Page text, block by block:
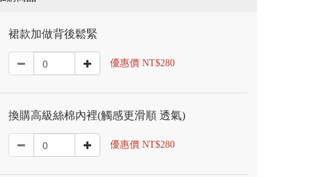
裙款加做背後鬆緊
優惠價 NT$280
換購高級絲棉內裡(觸感更滑順 透氣)
優惠價 NT$280